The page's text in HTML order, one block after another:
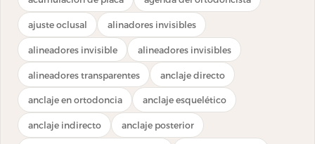
ajuste oclusal alinadores invisibles
alineadores invisible alineadores invisibles
alineadores transparentes anclaje directo
anclaje en ortodoncia anclaje esquelético
anclaje indirecto anclaje posterior